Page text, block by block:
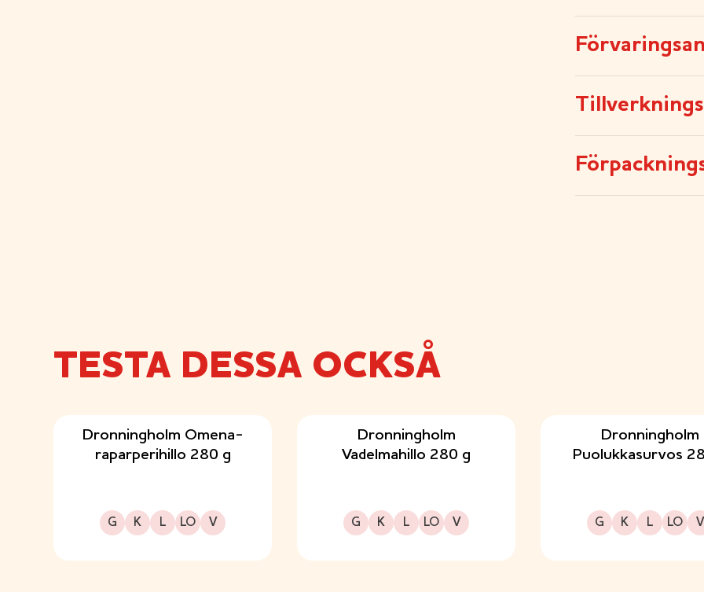
TESTA DESSA OCKSÅ
Dronningholm Omena-
raparperihillo 280 g
G
Gluteeniton K
Kuitupitoinen L
Laktoositon LO
Sopii lakto-ovo ruokavalioon V
Sopii vegaaniseen ruokavalioon
Dronningholm
Vadelmahillo 280 g
G
Gluteeniton K
Kuitupitoinen L
Laktoositon LO
Sopii lakto-ovo ruokavalioon V
Sopii vegaaniseen ruokavalioon
Dronningholm
Puolukkasurvos
G
Gluteeniton K
Kuitupitoinen L
Laktoositon LO
Sopii lakto-ovo ruokavalioon V
Sopii vegaaniseen ruokavalioon